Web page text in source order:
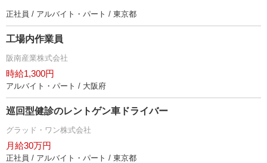
正社員 / アルバイト・パート / 東京都
工場内作業員
阪南産業株式会社
時給1,300円
アルバイト・パート / 大阪府
巡回型健診のレントゲン車ドライバー
グラッド・ワン株式会社
月給30万円
正社員 / アルバイト・パート / 東京都